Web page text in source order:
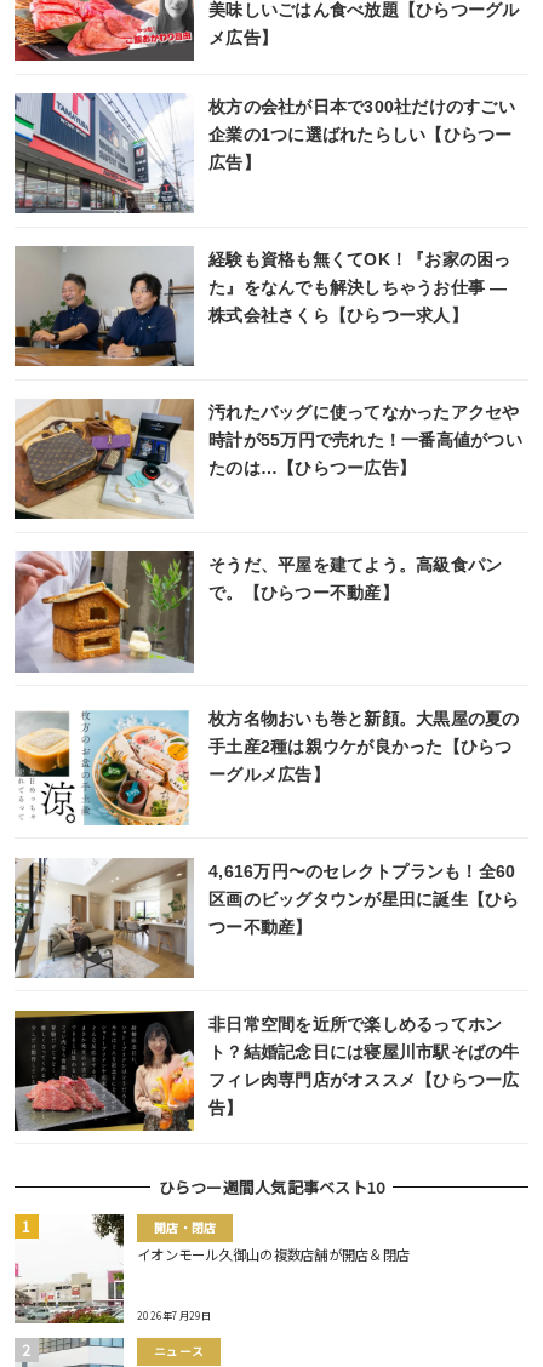
美味しいごはん食べ放題【ひらつーグル
メ広告】
枚方の会社が日本で300社だけのすごい
企業の1つに選ばれたらしい【ひらつー
広告】
経験も資格も無くてOK！『お家の困っ
た』をなんでも解決しちゃうお仕事 ―
株式会社さくら【ひらつー求人】
汚れたバッグに使ってなかったアクセや
時計が55万円で売れた！一番高値がつい
たのは…【ひらつー広告】
そうだ、平屋を建てよう。高級食パン
で。【ひらつー不動産】
枚方名物おいも巻と新顔。大黒屋の夏の
手土産2種は親ウケが良かった【ひらつ
ーグルメ広告】
4,616万円〜のセレクトプランも！全60
区画のビッグタウンが星田に誕生【ひら
つー不動産】
非日常空間を近所で楽しめるってホン
ト？結婚記念日には寝屋川市駅そばの牛
フィレ肉専門店がオススメ【ひらつー広
告】
ひらつー週間人気記事ベスト10
開店・閉店
イオンモール久御山の複数店舗が開店＆閉店
2026年7月29日
ニュース